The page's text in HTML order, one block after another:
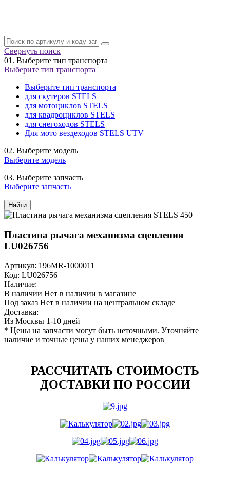
Свернуть поиск
01. Выберите тип транспорта
Выберите тип транспорта
Выберите тип транспорта
для скутеров STELS
для мотоциклов STELS
для квадроциклов STELS
для снегоходов STELS
Для мото вездеходов STELS UTV
02. Выберите модель
Выберите модель
03. Выберите запчасть
Выберите запчасть
Найти
Пластина рычага механизма сцепления
LU026756
Артикул: 196MR-1000011
Код: LU026756
Наличие:
В наличии Нет в наличии в магазине
Под заказ Нет в наличии на центральном складе
Доставка:
Из Москвы 1-10 дней
* Цены на запчасти могут быть неточными. Уточняйте
наличие и точные цены у наших менеджеров
РАССЧИТАТЬ СТОИМОСТЬ
ДОСТАВКИ ПО РОССИИ